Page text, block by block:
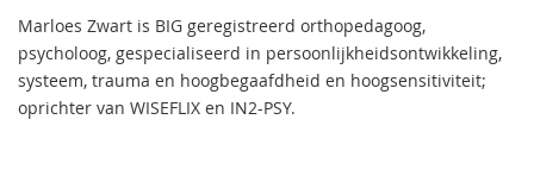
Marloes Zwart is BIG geregistreerd orthopedagoog,
psycholoog, gespecialiseerd in persoonlijkheidsontwikkeling,
systeem, trauma en hoogbegaafdheid en hoogsensitiviteit;
oprichter van WISEFLIX en IN2-PSY.